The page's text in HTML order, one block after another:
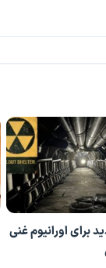
برای اورانیوم غنی